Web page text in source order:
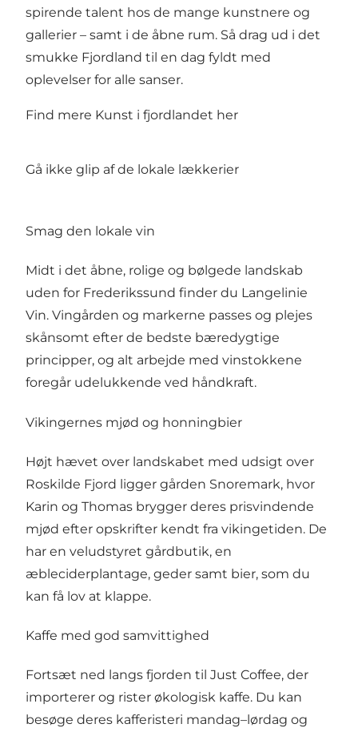
spirende talent hos de mange kunstnere og
gallerier – samt i de åbne rum. Så drag ud i det
smukke Fjordland til en dag fyldt med
oplevelser for alle sanser.
Find mere Kunst i fjordlandet her
Gå ikke glip af de lokale lækkerier
Smag den lokale vin
Midt i det åbne, rolige og bølgede landskab
uden for Frederikssund finder du Langelinie
Vin. Vingården og markerne passes og plejes
skånsomt efter de bedste bæredygtige
principper, og alt arbejde med vinstokkene
foregår udelukkende ved håndkraft.
Vikingernes mjød og honningbier
Højt hævet over landskabet med udsigt over
Roskilde Fjord ligger gården Snoremark, hvor
Karin og Thomas brygger deres prisvindende
mjød efter opskrifter kendt fra vikingetiden. De
har en veludstyret gårdbutik, en
æbleciderplantage, geder samt bier, som du
kan få lov at klappe.
Kaffe med god samvittighed
Fortsæt ned langs fjorden til Just Coffee, der
importerer og rister økologisk kaffe. Du kan
besøge deres kafferisteri mandag–lørdag og